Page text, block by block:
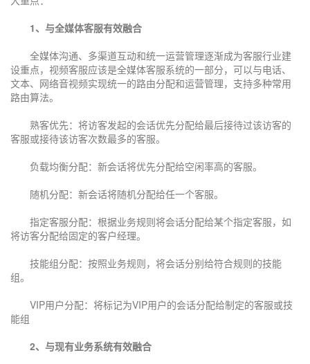
1、与全媒体客服有效融合
全媒体沟通、多渠道互动和统一运营管理逐渐成为客服行业建
设重点，视频客服应该是全媒体客服系统的一部分，可以与电话、
文本、网络音视频实现统一的路由分配和运营管理，支持多种常用
路由算法。
熟客优先：将访客发起的会话优先分配给最后接待过该访客的
客服或接待该访客次数最多的客服。
负载均衡分配：新会话将优先分配给空闲率高的客服。
随机分配：新会话将随机分配给任一个客服。
指定客服分配：根据业务规则将会话分配给某个指定客服，如
将访客分配给固定的客户经理。
技能组分配：按照业务规则，将会话分别给符合规则的技能
组。
VIP用户分配：将标记为VIP用户的会话分配给制定的客服或技
能组
2、与现有业务系统有效融合
提交